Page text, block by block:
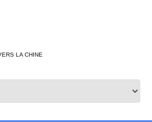
LA CHINE